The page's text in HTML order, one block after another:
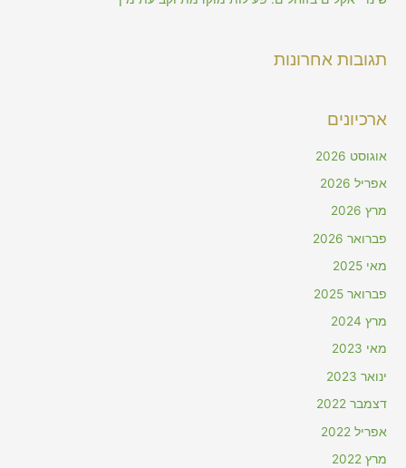
:
תגובות אחרונות
ארכיונים
אוגוסט 2026
אפריל 2026
מרץ 2026
פברואר 2026
מאי 2025
פברואר 2025
מרץ 2024
מאי 2023
ינואר 2023
דצמבר 2022
אפריל 2022
מרץ 2022